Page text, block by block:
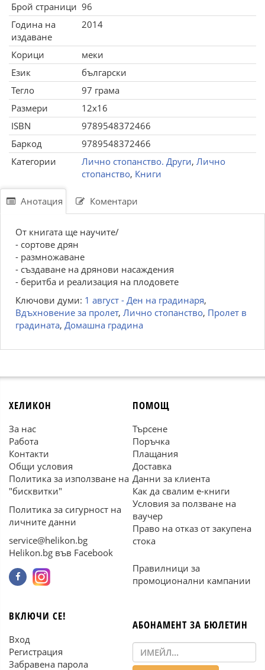
Брой страници 96
Година на
издаване
2014
Корици
меки
Език
български
Тегло
97 грама
Размери
12x16
ISBN
9789548372466
Баркод
9789548372466
Категории
Лично стопанство. Други, Лично
стопанство, Книги
Анотация Коментари
От книгата ще научите/
- сортове дрян
- размножаване
- създаване на дрянови насаждения
- беритба и реализация на плодовете
Ключови думи: 1 август - Ден на градинаря,
Вдъхновение за пролет, Лично стопанство, Пролет в
градината, Домашна градина
ХЕЛИКОН
За нас
Работа
Контакти
Общи условия
Политика за използване на
"бисквитки"
Политика за сигурност на
личните данни
service@helikon.bg
Helikon.bg във Facebook
ПОМОЩ
Търсене
Поръчка
Плащания
Доставка
Данни за клиента
Как да свалим е-книги
Условия за ползване на
ваучер
Право на отказ от закупена
стока
Правилници за
промоционални кампании
ВКЛЮЧИ СЕ!
Вход
Регистрация
Забравена парола
АБОНАМЕНТ ЗА БЮЛЕТИН